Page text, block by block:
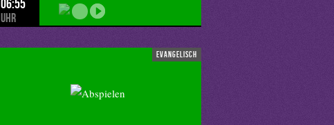
06:55
Uhr
evangelisch